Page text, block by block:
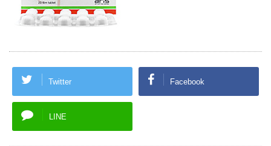
Twitter Facebook
LINE